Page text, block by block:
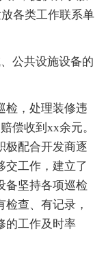
各类工作联系单
公共设施设备的
检，处理装修违
偿收到xx余元。
极配合开发商逐
交工作，建立了
备坚持各项巡检
查、有记录，
的工作及时率